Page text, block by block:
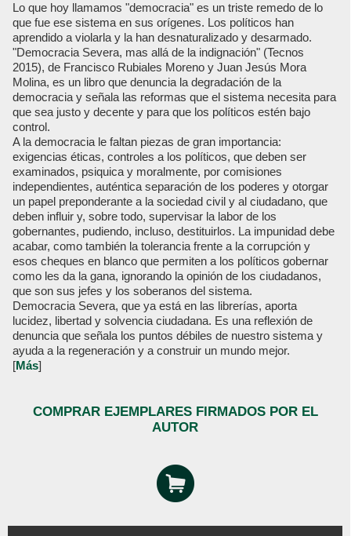
Lo que hoy llamamos "democracia" es un triste remedo de lo
que fue ese sistema en sus orígenes. Los políticos han
aprendido a violarla y la han desnaturalizado y desarmado.
"Democracia Severa, mas allá de la indignación" (Tecnos
2015), de Francisco Rubiales Moreno y Juan Jesús Mora
Molina, es un libro que denuncia la degradación de la
democracia y señala las reformas que el sistema necesita para
que sea justo y decente y para que los políticos estén bajo
control.
A la democracia le faltan piezas de gran importancia:
exigencias éticas, controles a los políticos, que deben ser
examinados, psiquica y moralmente, por comisiones
independientes, auténtica separación de los poderes y otorgar
un papel preponderante a la sociedad civil y al ciudadano, que
deben influir y, sobre todo, supervisar la labor de los
gobernantes, pudiendo, incluso, destituirlos. La impunidad debe
acabar, como también la tolerancia frente a la corrupción y
esos cheques en blanco que permiten a los políticos gobernar
como les da la gana, ignorando la opinión de los ciudadanos,
que son sus jefes y los soberanos del sistema.
Democracia Severa, que ya está en las librerías, aporta
lucidez, libertad y solvencia ciudadana. Es una reflexión de
denuncia que señala los puntos débiles de nuestro sistema y
ayuda a la regeneración y a construir un mundo mejor.
[Más]
COMPRAR EJEMPLARES FIRMADOS POR EL
AUTOR